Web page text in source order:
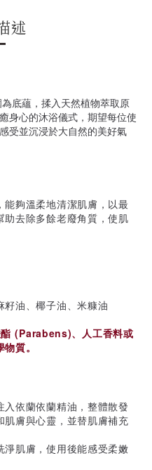
述
底蘊，揉入天然植物萃取原
身心的沐浴儀式，期望每位使
受並沉浸於大自然的美好氣
夠溫柔地清潔肌膚，以最
去除多餘老廢角質，使肌
油、椰子油、米糠油
(Parabens)、人工香料或
質。
依蘭依蘭精油，整體散發
膚與心靈，並替肌膚補充
肌膚，使用後能感受柔嫩